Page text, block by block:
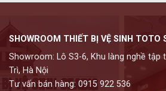
SHOWROOM THIẾT BỊ VỆ SINH TOTO
Showroom: Lô S3-6, Khu làng nghề tập
Trì, Hà Nội
Tư vấn bán hàng: 0915 922 536